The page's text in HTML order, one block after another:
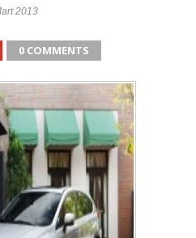
2013
0 COMMENTS